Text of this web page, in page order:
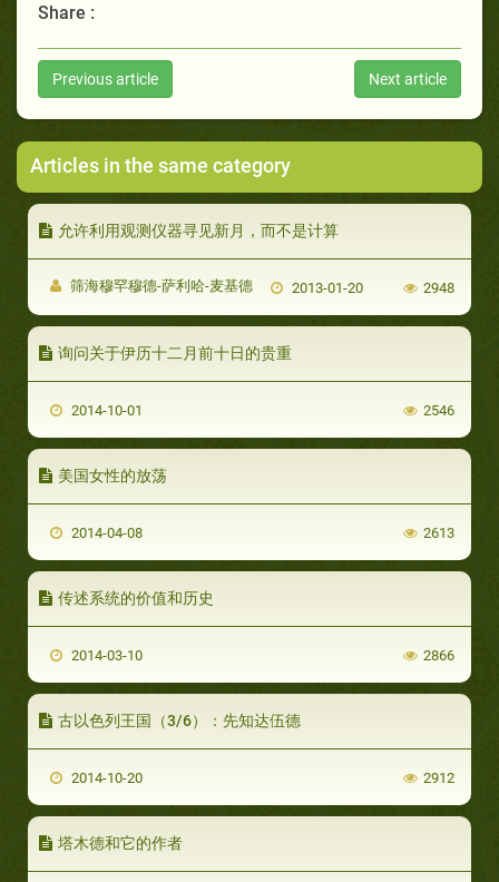
Share :
Previous article Next article
Articles in the same category
允许利用观测仪器寻见新月，而不是计算
筛海穆罕穆德-萨利哈-麦基德 2013-01-20 2948
询问关于伊历十二月前十日的贵重
2014-10-01 2546
美国女性的放荡
2014-04-08 2613
传述系统的价值和历史
2014-03-10 2866
古以色列王国（3/6）：先知达伍德
2014-10-20 2912
塔木德和它的作者